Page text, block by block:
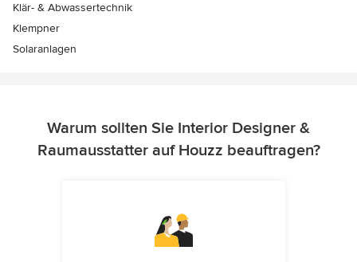
Klär- & Abwassertechnik
Klempner
Solaranlagen
Warum sollten Sie Interior Designer &
Raumausstatter auf Houzz beauftragen?